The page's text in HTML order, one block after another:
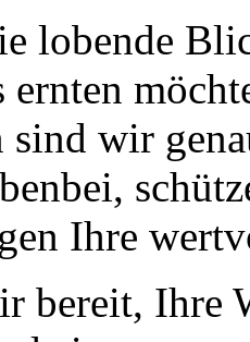
lobende
ernten
sind wir
Ihre
bereit, Ihre